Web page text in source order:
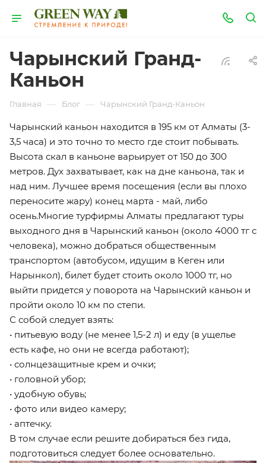
Чарынский Гранд-
Каньон
Главная — Блог — Чарынский Гранд-Каньон
Чарынский каньон находится в 195 км от Алматы (3-
3,5 часа) и это точно то место где стоит побывать.
Высота скал в каньоне варьирует от 150 до 300
метров. Дух захватывает, как на дне каньона, так и
над ним. Лучшее время посещения (если вы плохо
переносите жару) конец марта - май, либо
осень.Многие турфирмы Алматы предлагают туры
выходного дня в Чарынский каньон (около 4000 тг с
человека), можно добраться общественным
транспортом (автобусом, идущим в Кеген или
Нарынкол), билет будет стоить около 1000 тг, но
выйти придется у поворота на Чарынский каньон и
пройти около 10 км по степи.
С собой следует взять:
• питьевую воду (не менее 1,5-2 л) и еду (в ущелье
есть кафе, но они не всегда работают);
• солнцезащитные крем и очки;
• головной убор;
• удобную обувь;
• фото или видео камеру;
• аптечку.
В том случае если решите добираться без гида,
подготовиться следует более основательно.